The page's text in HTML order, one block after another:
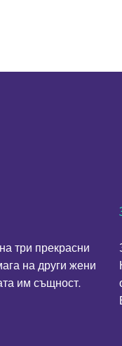
три прекрасни
на други жени
им същност.